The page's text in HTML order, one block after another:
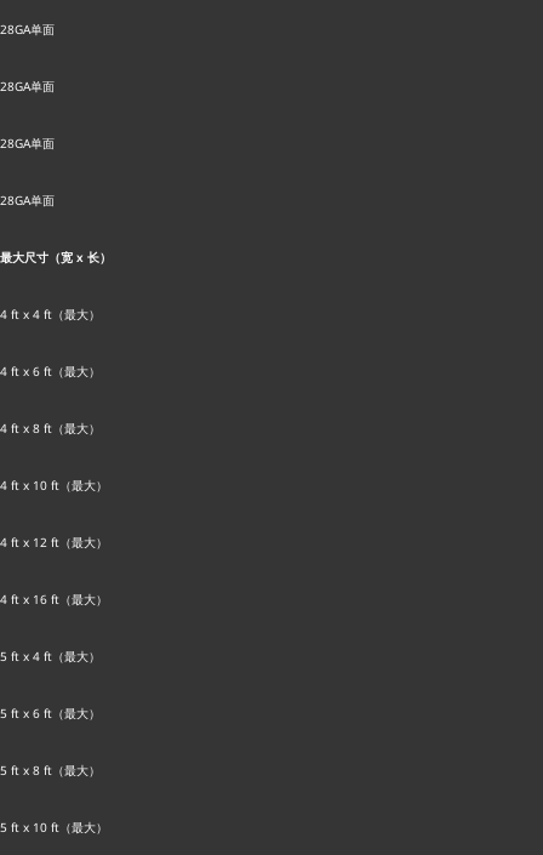
28GA单面
28GA单面
28GA单面
28GA单面
最大尺寸（宽 x 长）
4 ft x 4 ft（最大）
4 ft x 6 ft（最大）
4 ft x 8 ft（最大）
4 ft x 10 ft（最大）
4 ft x 12 ft（最大）
4 ft x 16 ft（最大）
5 ft x 4 ft（最大）
5 ft x 6 ft（最大）
5 ft x 8 ft（最大）
5 ft x 10 ft（最大）